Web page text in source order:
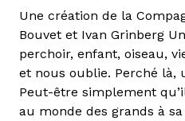
Une création de la
Bouvet et Ivan Grinberg
perchoir, enfant, oiseau,
et nous oublie. Perché là,
Peut-être simplement
au monde des grands à